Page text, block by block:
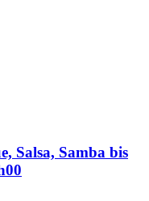
Salsa, Samba bis